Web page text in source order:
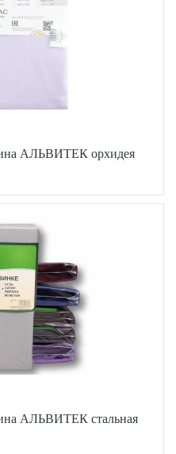
АЛЬВИТЕК орхидея
АЛЬВИТЕК стальная